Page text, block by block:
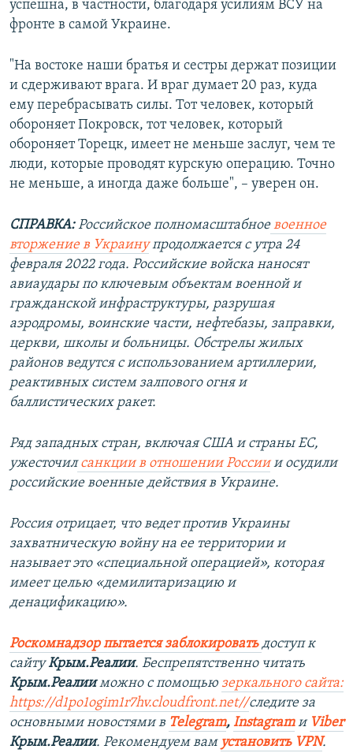
Auto 240p 360p 480p
480p
1080p
успешна, в частности, благодаря усилиям ВСУ на
фронте в самой Украине.
"На востоке наши братья и сестры держат позиции
и сдерживают врага. И враг думает 20 раз, куда
ему перебрасывать силы. Тот человек, который
обороняет Покровск, тот человек, который
обороняет Торецк, имеет не меньше заслуг, чем те
люди, которые проводят курскую операцию. Точно
не меньше, а иногда даже больше", – уверен он.
СПРАВКА:Российское полномасштабноевоенное
вторжение в Украинупродолжается с утра 24
февраля 2022 года. Российские войска наносят
авиаудары по ключевым объектам военной и
гражданской инфраструктуры, разрушая
аэродромы, воинские части, нефтебазы, заправки,
церкви, школы и больницы. Обстрелы жилых
районов ведутся с использованием артиллерии,
реактивных систем залпового огня и
баллистических ракет.
Ряд западных стран, включая США и страны ЕС,
ужесточилсанкции в отношении Россиии осудили
российские военные действия в Украине.
Россия отрицает, что ведет против Украины
захватническую войну на ее территории и
называет это «специальной операцией», которая
имеет целью «демилитаризацию и
денацификацию».
Роскомнадзор пытается заблокировать доступ к
сайтуКрым.Реалии. Беспрепятственно читать
Крым.Реалииможно с помощью зеркального сайта:
https://d1po1ogim1r7hv.cloudfront.net//следите за
основными новостями в Telegram, Instagramи Viber
Крым.Реалии. Рекомендуем вам установить VPN.